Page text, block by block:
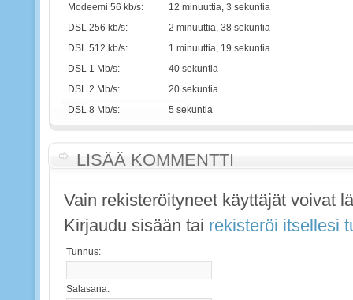
Modeemi 56 kb/s:
12 minuuttia, 3 sekuntia
DSL 256 kb/s:
2 minuuttia, 38 sekuntia
DSL 512 kb/s:
1 minuuttia, 19 sekuntia
DSL 1 Mb/s:
40 sekuntia
DSL 2 Mb/s:
20 sekuntia
DSL 8 Mb/s:
5 sekuntia
LISÄÄ KOMMENTTI
Vain rekisteröityneet käyttäjät voivat
Kirjaudu sisään tai rekisteröi itsellesi
Tunnus:
Salasana: